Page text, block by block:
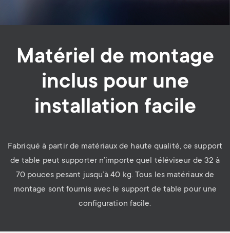
Matériel de montage
inclus pour une
installation facile
Fabriqué à partir de matériaux de haute qualité, ce support
de table peut supporter n’importe quel téléviseur de 32 à
70 pouces pesant jusqu’à 40 kg. Tous les matériaux de
montage sont fournis avec le support de table pour une
configuration facile.